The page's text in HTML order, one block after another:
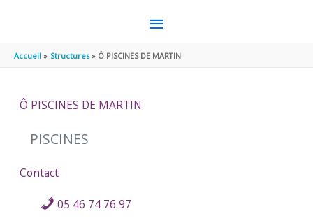
MENU
PRINCIPAL
Accueil Structures Ô PISCINES DE MARTIN
Ô PISCINES DE MARTIN
PISCINES
Contact
05 46 74 76 97